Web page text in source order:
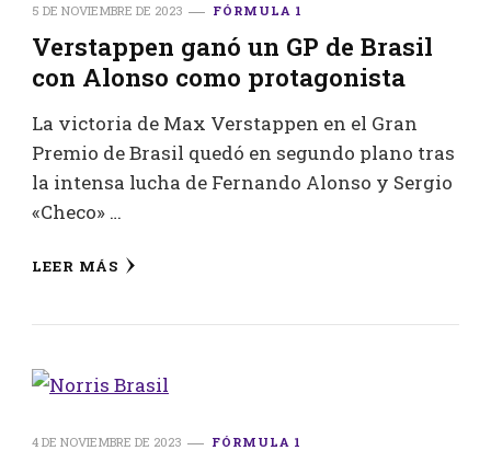
5 DE NOVIEMBRE DE 2023 FÓRMULA 1
Verstappen ganó un GP de Brasil
con Alonso como protagonista
La victoria de Max Verstappen en el Gran
Premio de Brasil quedó en segundo plano tras
la intensa lucha de Fernando Alonso y Sergio
«Checo» …
LEER MÁS
4 DE NOVIEMBRE DE 2023 FÓRMULA 1